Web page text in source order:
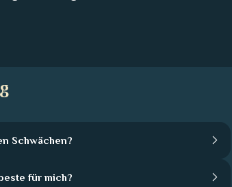
Schwächen?
für mich?